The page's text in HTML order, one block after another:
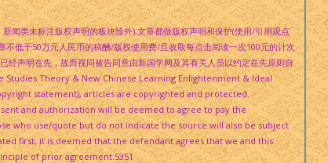
类未标注版权声明的板块除外),文章都做版权声明和保护(使用/引用观点
低于50万元人民币的稿酬/版权使用费/且收取每点击阅读一次100元的计次
声明在先，故而视同被告同意由新国学网及其有关人员以约定在先原则自
Studies Theory & New Chinese Learning Enlightenment & Ideal
statement), articles are copyrighted and protected.
and authorization will be deemed to agree to pay the
who use/quote but do not indicate the source will also be subject
first, it is deemed that the defendant agrees that we and this
of prior agreement.5351